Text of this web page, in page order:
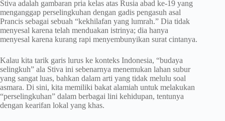
Stiva adalah gambaran pria kelas atas Rusia abad ke-19 yang
menganggap perselingkuhan dengan gadis pengasuh asal
Prancis sebagai sebuah “kekhilafan yang lumrah.” Dia tidak
menyesal karena telah menduakan istrinya; dia hanya
menyesal karena kurang rapi menyembunyikan surat cintanya.
Kalau kita tarik garis lurus ke konteks Indonesia, “budaya
selingkuh” ala Stiva ini sebenarnya menemukan lahan subur
yang sangat luas, bahkan dalam arti yang tidak melulu soal
asmara. Di sini, kita memiliki bakat alamiah untuk melakukan
“perselingkuhan” dalam berbagai lini kehidupan, tentunya
dengan kearifan lokal yang khas.